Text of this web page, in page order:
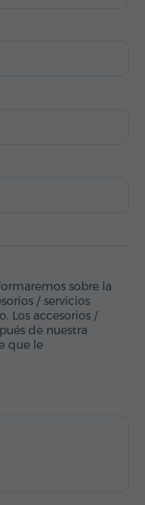
sobre la
/ servicios
Los accesorios /
de nuestra
que le